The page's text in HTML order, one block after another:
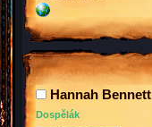
Hannah Bennett
Dospělák